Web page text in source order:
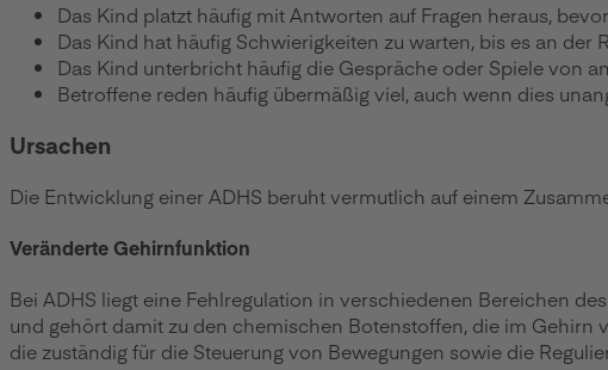
Das Kind platzt häufig mit Antworten auf Fragen heraus,
Das Kind hat häufig Schwierigkeiten zu warten, bis es an der
Das Kind unterbricht häufig die Gespräche oder Spiele von
Betroffene reden häufig übermäßig viel, auch wenn dies
Ursachen
Die Entwicklung einer ADHS beruht vermutlich auf einem
Veränderte Gehirnfunktion
Bei ADHS liegt eine Fehlregulation in verschiedenen Bereichen
und gehört damit zu den chemischen Botenstoffen, die im
die zuständig für die Steuerung von Bewegungen sowie die